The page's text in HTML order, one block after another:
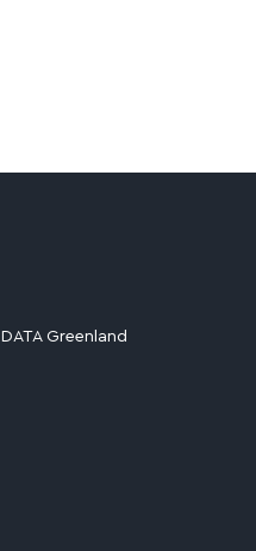
Greenland